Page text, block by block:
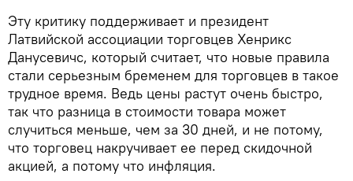
Эту критику поддерживает и президент
Латвийской ассоциации торговцев Хенрикс
Данусевичc, который считает, что новые правила
стали серьезным бременем для торговцев в такое
трудное время. Ведь цены растут очень быстро,
так что разница в стоимости товара может
случиться меньше, чем за 30 дней, и не потому,
что торговец накручивает ее перед скидочной
акцией, а потому что инфляция.